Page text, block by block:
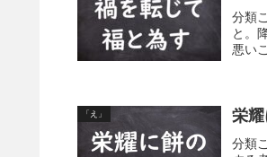
分類
と。
悪い
「え」 栄
分類